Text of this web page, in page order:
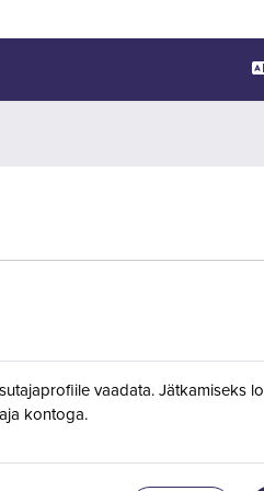
vaadata. Jätkamiseks
kontoga.